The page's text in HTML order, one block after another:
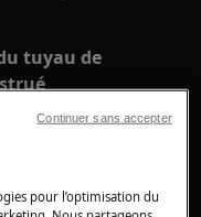
tuyau de
de filtre
pour l’optimisation du
Continuer sans accepter